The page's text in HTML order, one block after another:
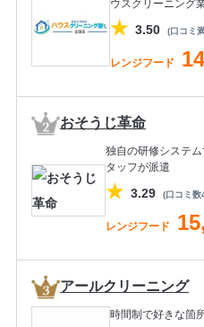
ウスクリーニング
★ 3.50 (口コミ
レンジフード
おそうじ革命
独自の研修システ
タッフが派遣
★ 3.29 (口コミ数
レンジフード
アールクリーニング
時間制で好きな箇